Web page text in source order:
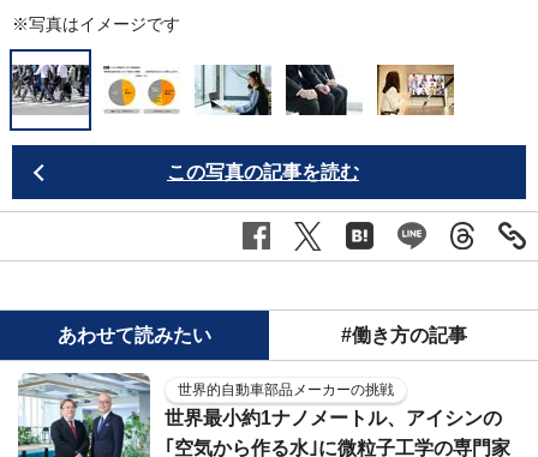
※写真はイメージです
この写真の記事を読む
あわせて読みたい #働き方の記事
世界的自動車部品メーカーの挑戦
世界最小約1ナノメートル、アイシンの
｢空気から作る水｣に微粒子工学の専門家